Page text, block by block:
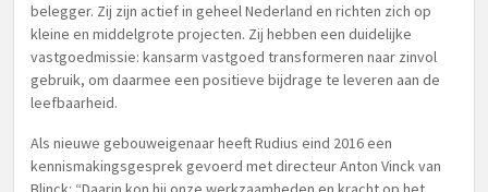
belegger. Zij zijn actief in geheel Nederland en richten zich op
kleine en middelgrote projecten. Zij hebben een duidelijke
vastgoedmissie: kansarm vastgoed transformeren naar zinvol
gebruik, om daarmee een positieve bijdrage te leveren aan de
leefbaarheid.
Als nieuwe gebouweigenaar heeft Rudius eind 2016 een
kennismakingsgesprek gevoerd met directeur Anton Vinck van